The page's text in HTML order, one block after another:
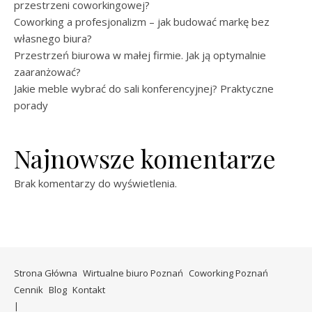
przestrzeni coworkingowej?
Coworking a profesjonalizm – jak budować markę bez
własnego biura?
Przestrzeń biurowa w małej firmie. Jak ją optymalnie
zaaranżować?
Jakie meble wybrać do sali konferencyjnej? Praktyczne
porady
Najnowsze komentarze
Brak komentarzy do wyświetlenia.
Strona Główna Wirtualne biuro Poznań Coworking Poznań
Cennik Blog Kontakt